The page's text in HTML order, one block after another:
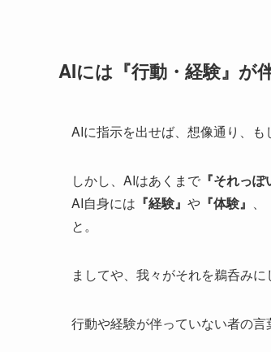
AIには『行動・経験』が
AIに指示を出せば、想像通り、も
しかし、AIはあくまで 『それっぽ
AI自身には 『経験』 や 『体験』 、
と。
ましてや、我々がそれを鵜呑み
行動や経験が伴っていない者の言